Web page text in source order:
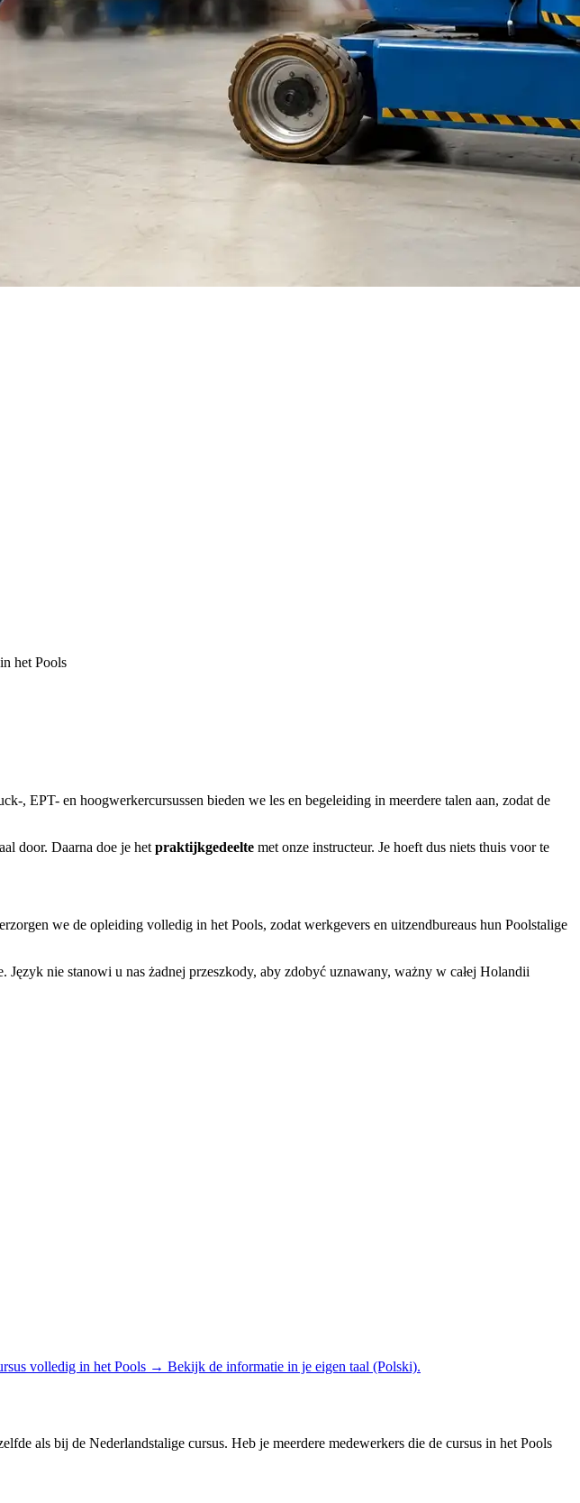
het Pools
, EPT- en hoogwerkercursussen bieden we les en begeleiding in meerdere talen aan, zodat de
door. Daarna doe je het praktijkgedeelte met onze instructeur. Je hoeft dus niets thuis voor te
we de opleiding volledig in het Pools, zodat werkgevers en uitzendbureaus hun Poolstalige
nie stanowi u nas żadnej przeszkody, aby zdobyć uznawany, ważny w całej Holandii
volledig in het Pools → Bekijk de informatie in je eigen taal (Polski).
als bij de Nederlandstalige cursus. Heb je meerdere medewerkers die de cursus in het Pools